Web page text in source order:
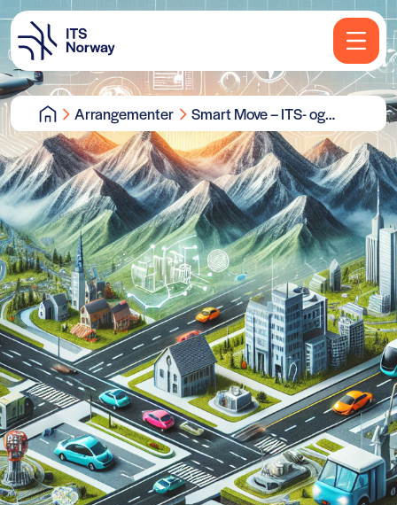
Arrangementer
Smart Move – ITS- og
mobilitetsarena for
offentlig sektor – årets
tredje møte